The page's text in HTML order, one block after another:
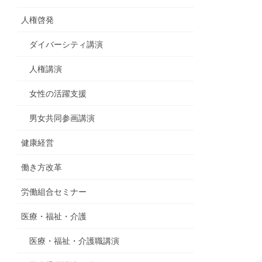
人権啓発
ダイバーシティ講演
人権講演
女性の活躍支援
男女共同参画講演
健康経営
働き方改革
労働組合セミナー
医療・福祉・介護
医療・福祉・介護職講演